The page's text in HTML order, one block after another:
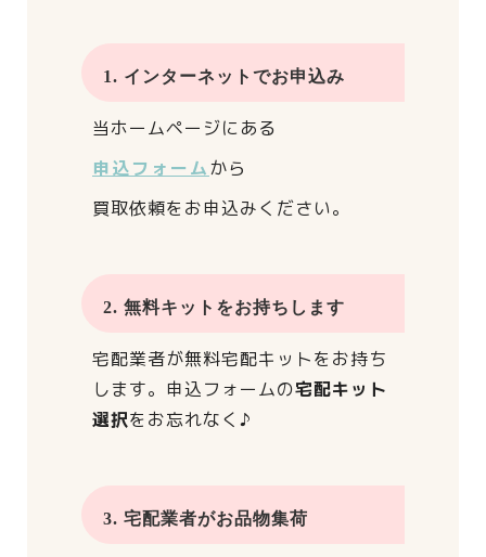
1. インターネットでお申込み
当ホームページにある
申込フォームから
買取依頼をお申込みください。
2. 無料キットをお持ちします
宅配業者が無料宅配キットをお持ち
します。 申込フォームの宅配キット
選択をお忘れなく♪
3. 宅配業者がお品物集荷